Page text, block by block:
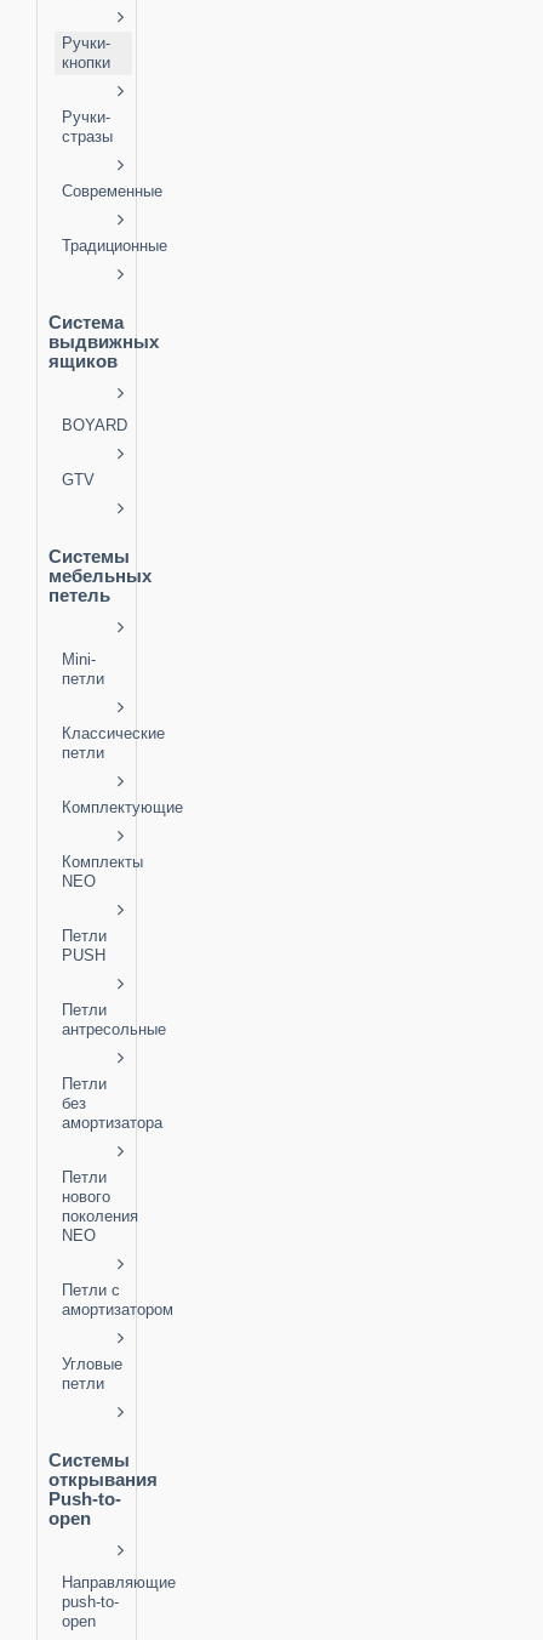
Ручки-
кнопки
Ручки-
стразы
Современные
Традиционные
Система
выдвижных
ящиков
BOYARD
GTV
Системы
мебельных
петель
Mini-
петли
Классические
петли
Комплектующие
Комплекты
NEO
Петли
PUSH
Петли
антресольные
Петли
без
амортизатора
Петли
нового
поколения
NEO
Петли с
амортизатором
Угловые
петли
Системы
открывания
Push-to-
open
Направляющие
push-to-
open